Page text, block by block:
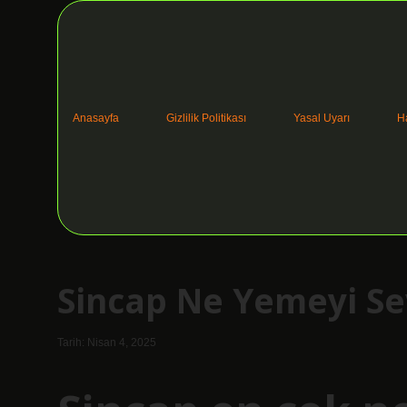
Anasayfa Gizlilik Politikası Yasal Uyarı
Sincap Ne Yemeyi
Tarih: Nisan 4, 2025